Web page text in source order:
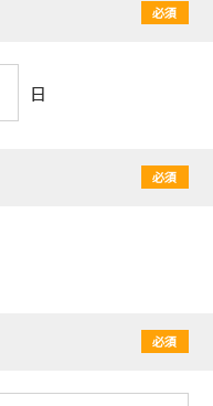
必須
日
必須
必須